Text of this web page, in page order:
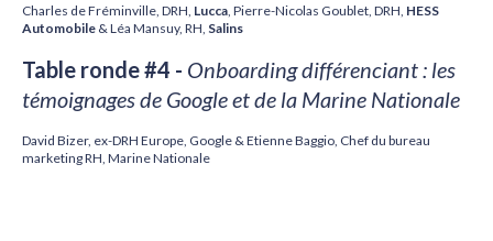
Charles de Fréminville, DRH, Lucca , Pierre-Nicolas Goublet, DRH, HESS
Automobile & Léa Mansuy, RH, Salins
Table ronde #4 - Onboarding différenciant : les
témoignages de Google et de la Marine Nationale
David Bizer, ex-DRH Europe, Google & Etienne Baggio, Chef du bureau
marketing RH , Marine Nationale